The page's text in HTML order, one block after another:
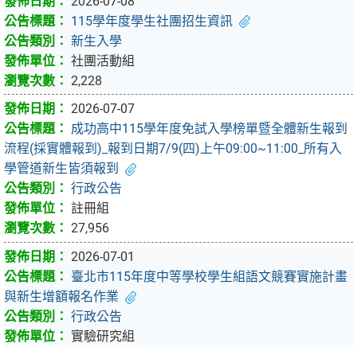
115學年度學生社團招生資訊
新生入學
社團活動組
2,228
2026-07-07
成功高中115學年度免試入學榜單暨全體新生報到
流程(採實體報到)_報到日期7/9(四)上午09:00~11:00_所有入
學管道新生皆須報到
行政公告
註冊組
27,956
2026-07-01
臺北市115年度中等學校學生組語文競賽實施計畫
與新生增額報名作業
行政公告
實驗研究組